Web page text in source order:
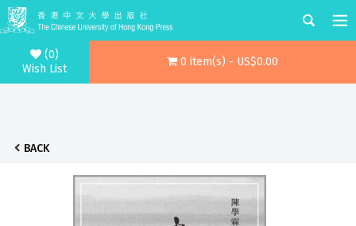
(0)
Wish List
0 item(s) - US$0.00
BACK